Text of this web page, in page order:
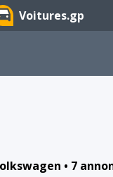
Voitures.gp
• 7